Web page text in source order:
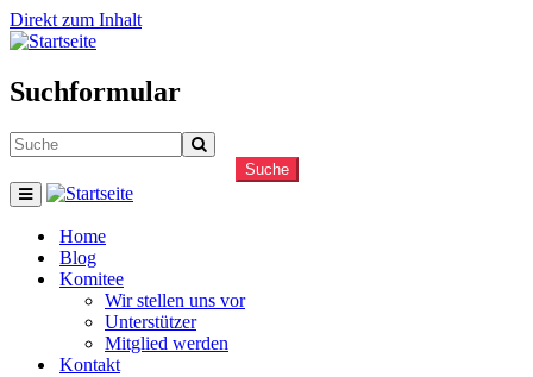
Direkt zum Inhalt
Suchformular
Suche
Home
Blog
Komitee
Wir stellen uns vor
Unterstützer
Mitglied werden
Kontakt